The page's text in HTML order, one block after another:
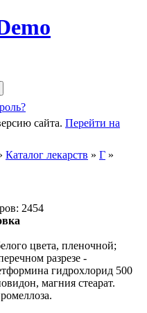
сайта. Перейти на
Каталог лекарств » Г »
2454
цвета, пленочной;
разрезе -
гидрохлорид 500
магния стеарат.